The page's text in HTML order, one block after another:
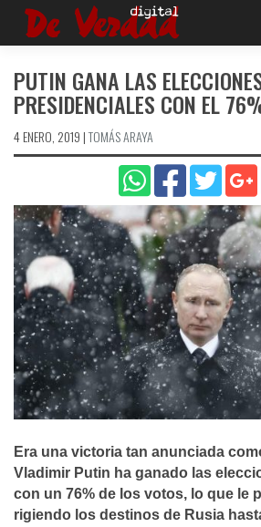
Saltar
PUTIN GANA LAS
PRESIDENCIALES CON EL
4 ENERO, 2019 |TOMÁS ARAYA
Era una victoria tan anunciada
Vladimir Putin ha ganado las
con un 76% de los votos, lo que le
rigiendo los destinos de Rusia